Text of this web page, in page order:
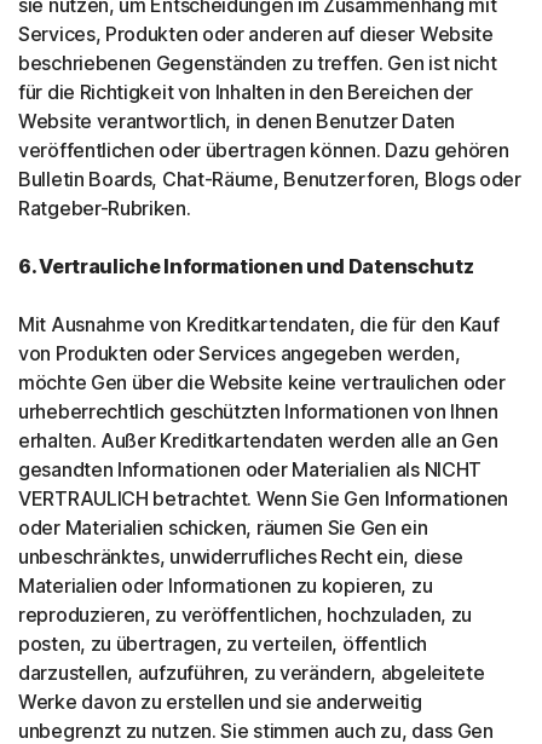
sie nutzen, um Entscheidungen im Zusammenhang mit
Services, Produkten oder anderen auf dieser Website
beschriebenen Gegenständen zu treffen. Gen ist nicht
für die Richtigkeit von Inhalten in den Bereichen der
Website verantwortlich, in denen Benutzer Daten
veröffentlichen oder übertragen können. Dazu gehören
Bulletin Boards, Chat-Räume, Benutzerforen, Blogs oder
Ratgeber-Rubriken.
6. Vertrauliche Informationen und Datenschutz
Mit Ausnahme von Kreditkartendaten, die für den Kauf
von Produkten oder Services angegeben werden,
möchte Gen über die Website keine vertraulichen oder
urheberrechtlich geschützten Informationen von Ihnen
erhalten. Außer Kreditkartendaten werden alle an Gen
gesandten Informationen oder Materialien als NICHT
VERTRAULICH betrachtet. Wenn Sie Gen Informationen
oder Materialien schicken, räumen Sie Gen ein
unbeschränktes, unwiderrufliches Recht ein, diese
Materialien oder Informationen zu kopieren, zu
reproduzieren, zu veröffentlichen, hochzuladen, zu
posten, zu übertragen, zu verteilen, öffentlich
darzustellen, aufzuführen, zu verändern, abgeleitete
Werke davon zu erstellen und sie anderweitig
unbegrenzt zu nutzen. Sie stimmen auch zu, dass Gen